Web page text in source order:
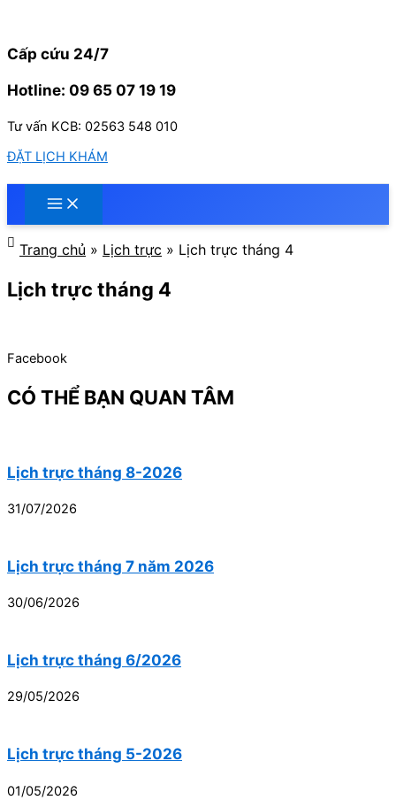
nội
Cấp cứu 24/7
Hotline: 09 65 07 19 19
Tư vấn KCB: 02563 548 010
ĐẶT LỊCH KHÁM
Trang chủ » Lịch trực » Lịch trực tháng 4
Lịch trực tháng 4
Facebook
CÓ THỂ BẠN QUAN TÂM
Lịch trực tháng 8-2026
31/07/2026
Lịch trực tháng 7 năm 2026
30/06/2026
Lịch trực tháng 6/2026
29/05/2026
Lịch trực tháng 5-2026
01/05/2026